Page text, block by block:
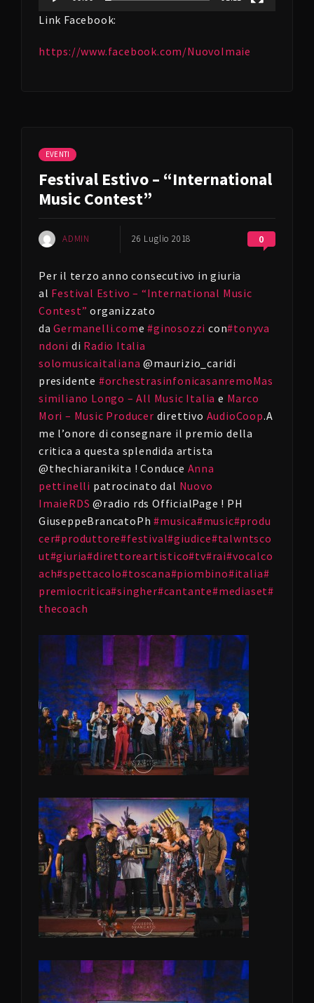
Link Facebook:
https://www.facebook.com/NuovoImaie
EVENTI
Festival Estivo – “International
Music Contest”
ADMIN 26 Luglio 2018 0
Per il terzo anno consecutivo in giuria
al Festival Estivo – “International Music
Contest” organizzato
daGermanelli.come#ginosozzi con#tonyva
ndoni di Radio Italia
solomusicaitaliana @maurizio_caridi
presidente #orchestrasinfonicasanremoMas
similiano Longo – All Music Italia e Marco
Mori – Music Producer direttivo AudioCoop.A
me l’onore di consegnare il premio della
critica a questa splendida artista
@thechiaranikita ! Conduce Anna
pettinelli patrocinato dal Nuovo
ImaieRDS @radio rds OfficialPage ! PH
GiuseppeBrancatoPh#musica#music#produ
cer#produttore#festival#giudice#talwntsco
ut#giuria#direttoreartistico#tv#rai#vocalco
ach#spettacolo#toscana#piombino#italia#
premiocritica#singher#cantante#mediaset#
thecoach